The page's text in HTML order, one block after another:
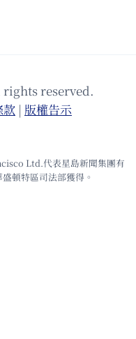
rights reserved.
款 | 版權告⽰
Ltd.代表星島新聞集團有
頓特區司法部獲得。